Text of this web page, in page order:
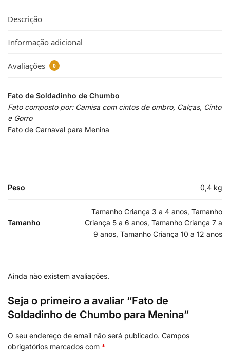
Descrição
Informação adicional
Avaliações 0
Fato de Soldadinho de Chumbo
Fato composto por: Camisa com cintos de ombro, Calças, Cinto
e Gorro
Fato de Carnaval para Menina
Peso 0,4 kg
Tamanho
Tamanho Criança 3 a 4 anos, Tamanho
Criança 5 a 6 anos, Tamanho Criança 7 a
9 anos, Tamanho Criança 10 a 12 anos
Ainda não existem avaliações.
Seja o primeiro a avaliar “Fato de
Soldadinho de Chumbo para Menina”
O seu endereço de email não será publicado. Campos
obrigatórios marcados com *